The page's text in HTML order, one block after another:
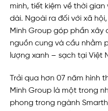
minh, tiết kiệm về thời gian
dài. Ngoài ra đối với xã
Minh Group góp phần xây
nguồn cung và cầu nhằm
lượng xanh – sạch tại Việt
Trải qua hơn 07 năm hình
Minh Group là một trong
phong trong ngành